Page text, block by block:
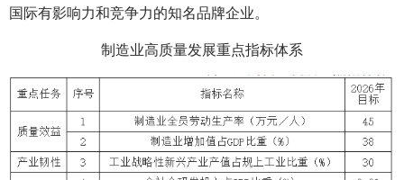
国际有影响力和竞争力的知名品牌企业。
制造业高质量发展重点指标体系